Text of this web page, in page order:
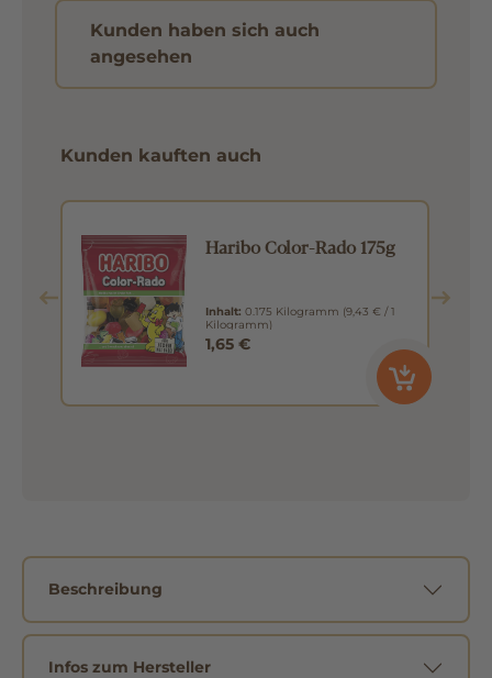
Kunden haben sich auch
angesehen
Kunden kauften auch
Haribo Color-Rado 175g
Inhalt: 0.175 Kilogramm (9,43 € / 1
Kilogramm)
1,65 €
Beschreibung
Infos zum Hersteller